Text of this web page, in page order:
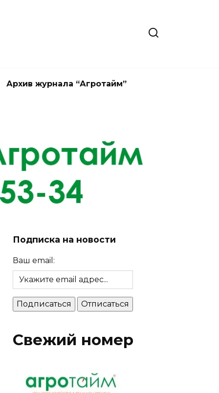
Архив журнала “Агротайм”
Подписка на новости
Ваш email:
Свежий номер